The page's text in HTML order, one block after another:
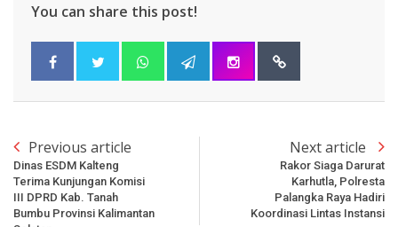
You can share this post!
Previous article
Dinas ESDM Kalteng
Terima Kunjungan Komisi
III DPRD Kab. Tanah
Bumbu Provinsi Kalimantan
Next article
Rakor Siaga Darurat
Karhutla, Polresta
Palangka Raya Hadiri
Koordinasi Lintas Instansi